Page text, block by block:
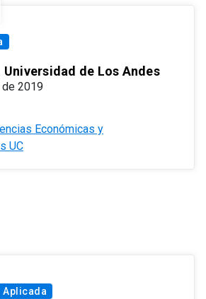
de Los Andes
de 2019
Económicas y
UC